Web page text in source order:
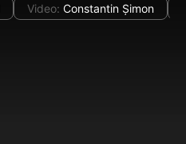
Video: Constantin Șimon